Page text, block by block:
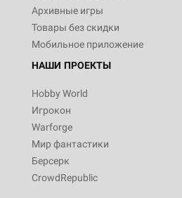
Архивные игры
Товары без скидки
Мобильное приложение
НАШИ ПРОЕКТЫ
Hobby World
Игрокон
Warforge
Мир фантастики
Берсерк
CrowdRepublic